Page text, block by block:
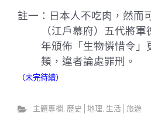
註一：日本人不吃肉，然而
（江戶幕府）五代將
年頒佈「生物憐惜令」
類，違者論處罪刑。
（未完待續）
主題專欄 , 歷史│地理, 生活│旅遊